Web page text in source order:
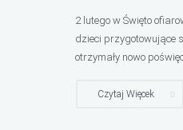
2 lutego w Święto
dzieci przygotowujące
otrzymały nowo
Czytaj Więcek